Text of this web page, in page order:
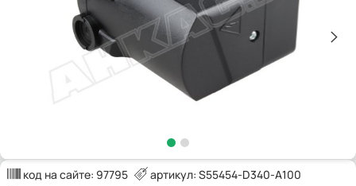
код на сайте: 97795
артикул: S55454-D340-A100